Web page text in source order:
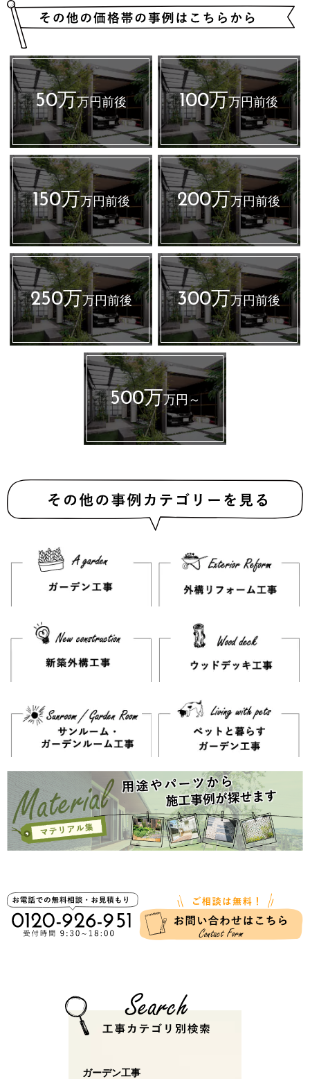
50万万円前後 100万万円前後
150万万円前後 200万万円前後
250万万円前後 300万万円前後
500万 万円～
ガーデン工事